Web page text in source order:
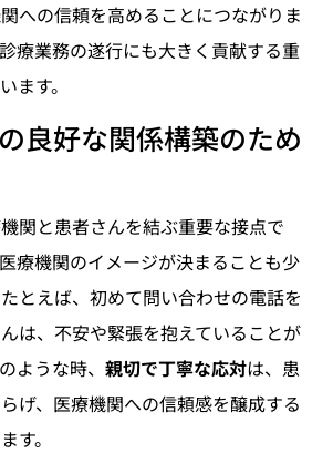
への信頼を高めることにつながりま
療業務の遂行にも大きく貢献する重
ます。
良好な関係構築のため
関と患者さんを結ぶ重要な接点で
療機関のイメージが決まることも少
とえば、初めて問い合わせの電話を
は、不安や緊張を抱えていることが
ような時、 親切で丁寧な応対は、患
げ、医療機関への信頼感を醸成する
す。